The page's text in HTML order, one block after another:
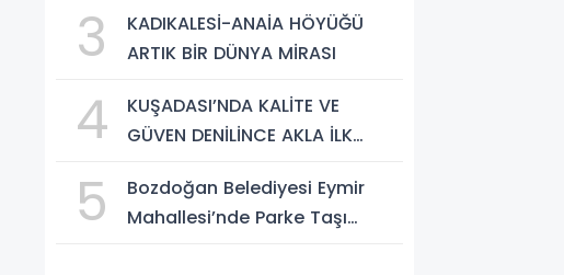
Firmalar Tespit Edildi
3
KADIKALESİ-ANAİA HÖYÜĞÜ
ARTIK BİR DÜNYA MİRASI
4
KUŞADASI’NDA KALİTE VE
GÜVEN DENİLİNCE AKLA İLK
5
Bozdoğan Belediyesi Eymir
Mahallesi’nde Parke Taşı